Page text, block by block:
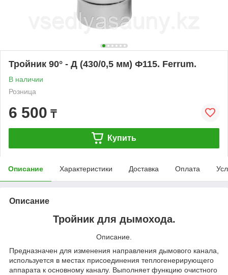
Тройник 90° - Д (430/0,5 мм) Ф115. Ferrum.
В наличии
Розница
6 500 ₸
Купить
Описание Характеристики Доставка Оплата
Описание
Тройник для дымохода.
Описание.
Предназначен для изменения направления дымового канала,
используется в местах присоединения теплогенерирующего
аппарата к основному каналу. Выполняет функцию очистного